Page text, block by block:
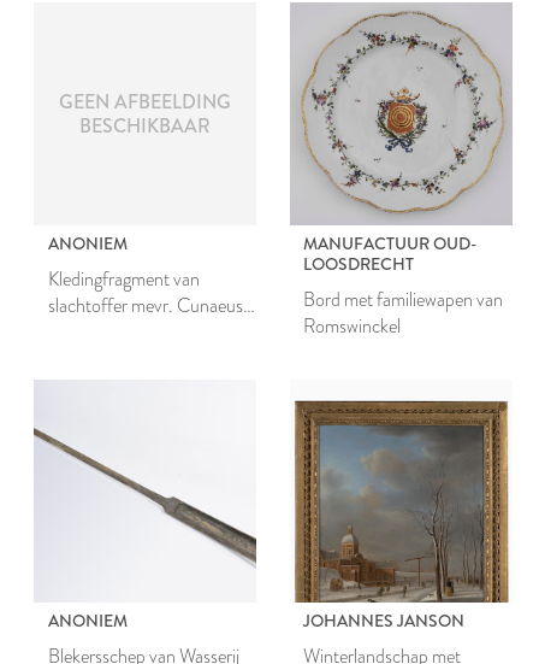
GEEN AFBEELDING
BESCHIKBAAR
ANONIEM
Kledingfragment van
slachtoffer mevr. Cunaeus
MANUFACTUUR OUD-
LOOSDRECHT
Bord met familiewapen van
Romswinckel
ANONIEM
Blekersschep van Wasserij
JOHANNES JANSON
Winterlandschap met